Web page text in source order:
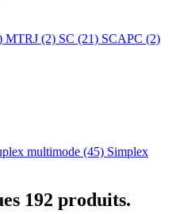
MTRJ (2) SC (21) SCAPC (2)
multimode (45) Simplex
192 produits.